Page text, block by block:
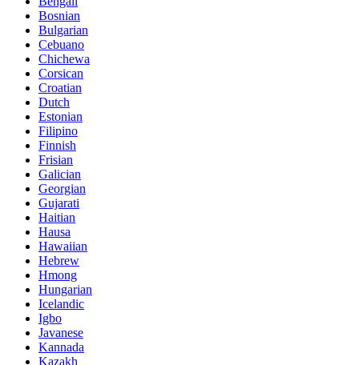
Bosnian
Bulgarian
Cebuano
Chichewa
Corsican
Croatian
Dutch
Estonian
Filipino
Finnish
Frisian
Galician
Georgian
Gujarati
Haitian
Hausa
Hawaiian
Hebrew
Hmong
Hungarian
Icelandic
Igbo
Javanese
Kannada
Kazakh